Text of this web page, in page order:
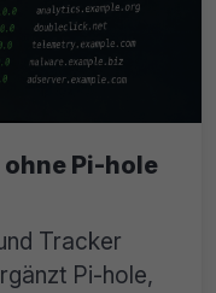
Pi-hole
Tracker
Pi-hole,